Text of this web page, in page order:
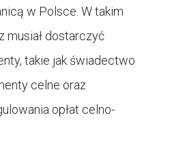
w Polsce. W takim
musiał dostarczyć
takie jak świadectwo
celne oraz
opłat celno-